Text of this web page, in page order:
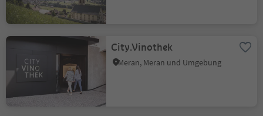
City.Vinothek
Meran, Meran und Umgebung